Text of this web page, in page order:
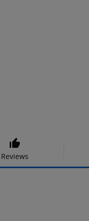
Reviews